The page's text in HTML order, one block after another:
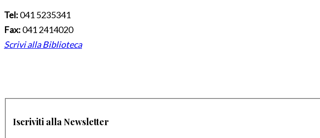
Tel: 041 5235341
Fax: 041 2414020
Scrivi alla Biblioteca
Iscriviti alla Newsletter